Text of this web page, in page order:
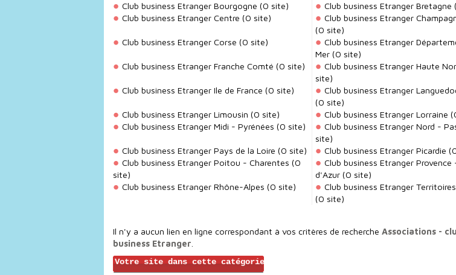
Club business Etranger Bourgogne (0 site) Club business Etranger Bretagne
Club business Etranger Centre (0 site)
Club business Etranger
(0 site)
Club business Etranger Corse (0 site)
Club business Etranger
Mer (0 site)
Club business Etranger Franche Comté (0 site) Club business Etranger Haute
site)
Club business Etranger Ile de France (0 site)
Club business Etranger
(0 site)
Club business Etranger Limousin (0 site) Club business Etranger Lorraine
Club business Etranger Midi - Pyrénées (0 site) Club business Etranger Nord -
site)
Club business Etranger Pays de la Loire (0 site) Club business Etranger Picardie
Club business Etranger Poitou - Charentes (0
site)
Club business Etranger
d'Azur (0 site)
Club business Etranger Rhône-Alpes (0 site)
Club business Etranger
(0 site)
Il n'y a aucun lien en ligne correspondant à vos critères de recherche Associations -
business Etranger
Votre site dans cette catégorie